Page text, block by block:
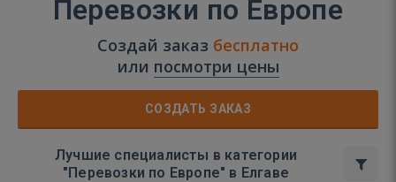
Перевозки по Европе
Создай заказ бесплатно
или посмотри цены
СОЗДАТЬ ЗАКАЗ
Лучшие специалисты в категории
"Перевозки по Европе" в Елгаве